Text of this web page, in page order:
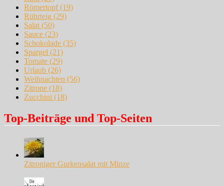
Römertopf(19)
Rührteig (29)
Salat (50)
Sauce (23)
Schokolade (35)
Spargel (21)
Tomate (29)
Urlaub (26)
Weihnachten (56)
Zitrone (18)
Zucchini (18)
Top-Beiträge und Top-Seiten
Zitroniger Gurkensalat mit Minze